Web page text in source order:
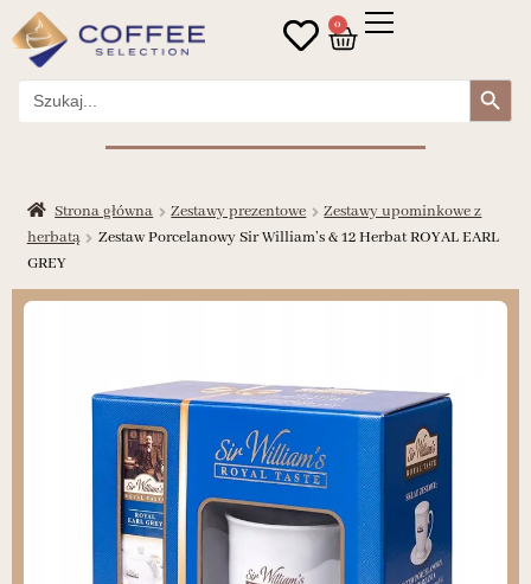
0
Search
for:
Search Button
Strona główna Zestawy prezentowe
Zestawy upominkowe z
herbatą
Zestaw Porcelanowy Sir William’s & 12 Herbat ROYAL EARL
GREY